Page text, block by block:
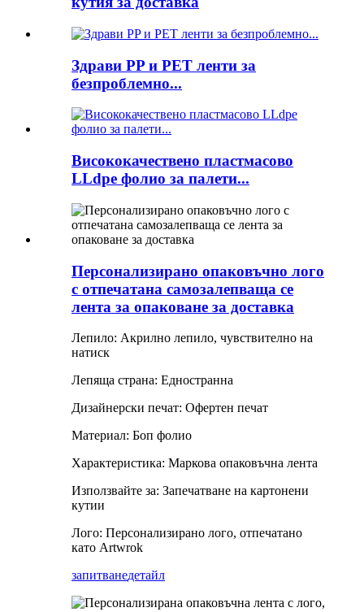
Здрави PP и PET ленти за
безпроблемно...
Висококачествено пластмасово
LLdpe фолио за палети...
Персонализирано опаковъчно лого
с отпечатана самозалепваща се
лента за опаковане за доставка
Лепило: Акрилно лепило, чувствително на
натиск
Лепяща страна: Едностранна
Дизайнерски печат: Офертен печат
Материал: Боп фолио
Характеристика: Маркова опаковъчна лента
Използвайте за: Запечатване на картонени
кутии
Лого: Персонализирано лого, отпечатано
като Artwrok
запитванедетайл